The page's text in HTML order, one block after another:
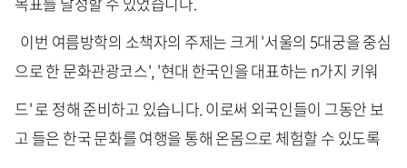
이번 여름방학의 소책자의 주제는 크게 '서울의 5대궁을 중심
으로 한 문화관광코스', '현대 한국인을 대표하는 n가지 키워
드' 로 정해 준비하고 있습니다. 이로써 외국인들이 그동안 보
고 들은 한국 문화를 여행을 통해 온몸으로 체험할 수 있도록